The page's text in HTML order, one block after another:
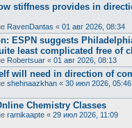
stiffness provides in
RavenDantas « 01 авг 2026, 08:34
ESPN suggests
least complicated free of
Robertsuar « 01 авг 2026, 08:13
will need in direction of
shehnaazkhan « 30 июл 2026, 05:46
Chemistry Classes
ramikaapte « 29 июл 2026, 11:09